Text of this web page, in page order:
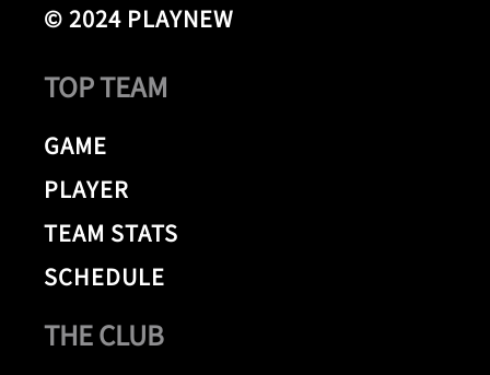
© 2024 PLAYNEW
THE CLUB
TOP TEAM
GAME
PLAYER
TEAM STATS
SCHEDULE